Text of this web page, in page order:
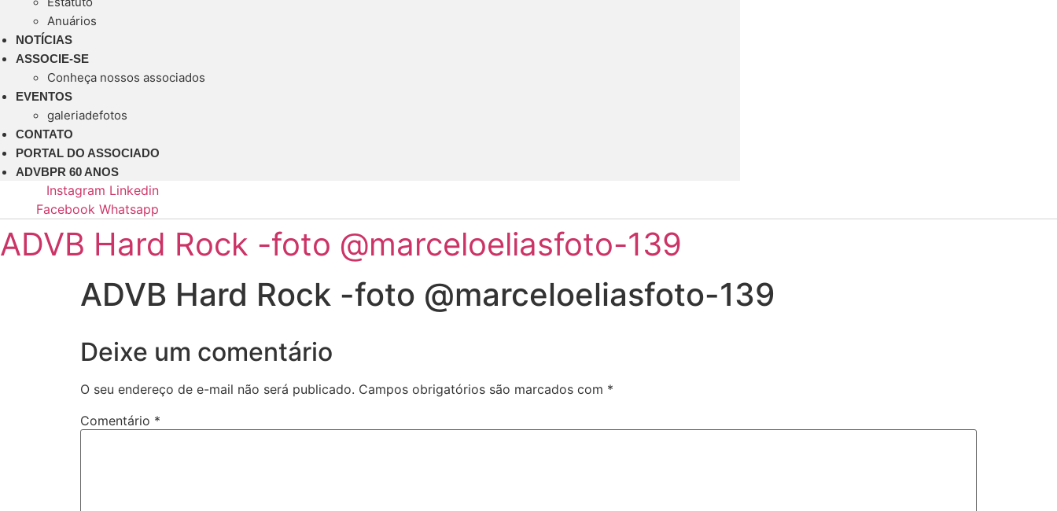
Anuários
NOTÍCIAS
ASSOCIE-SE
Conheça nossos associados
EVENTOS
galeriadefotos
CONTATO
PORTAL DO ASSOCIADO
ADVBPR 60 ANOS
Instagram Linkedin
Facebook Whatsapp
ADVB Hard Rock -foto @marceloeliasfoto-139
ADVB Hard Rock -foto @marceloeliasfoto-139
Deixe um comentário
O seu endereço de e-mail não será publicado. Campos obrigatórios são marcados com *
Comentário *